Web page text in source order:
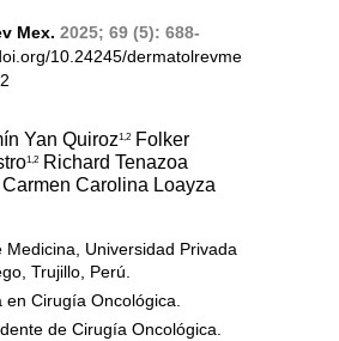
Mex. 2025; 69 (5): 688-
10.24245/dermatolrevme
Yan Quiroz1,2
Folker
1,2
Richard Tenazoa
Carmen Carolina Loayza
Medicina, Universidad Privada
Trujillo, Perú.
en Cirugía Oncológica.
de Cirugía Oncológica.